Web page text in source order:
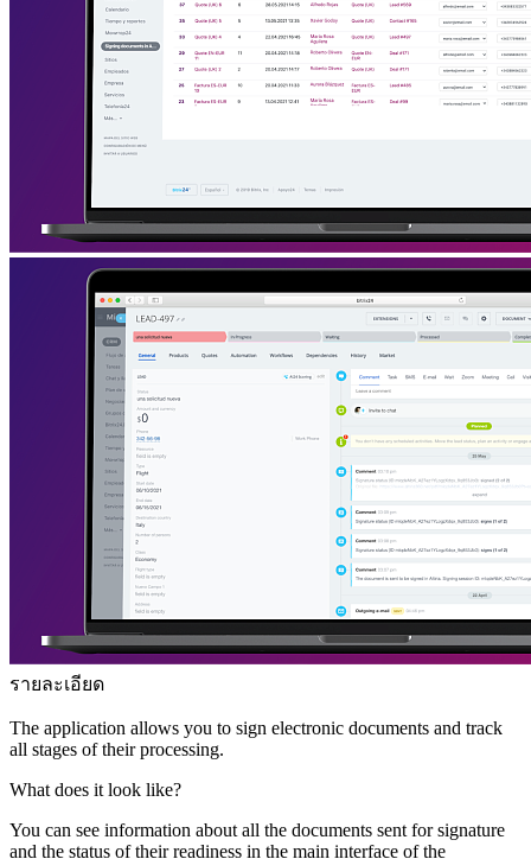
รายละเอียด
The application allows you to sign electronic documents and track
all stages of their processing.
What does it look like?
You can see information about all the documents sent for signature
and the status of their readiness in the main interface of the